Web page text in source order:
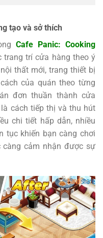
tạo và sở thích
Cafe Panic: Cooking
trang trí cửa hàng theo ý
thất mới, trang thiết bị
của quán theo từng
đơn thuần thành cửa
cách tiếp thị và thu hút
chi tiết hấp dẫn, nhiều
tục khiến bạn càng chơi
càng cảm nhận được sự